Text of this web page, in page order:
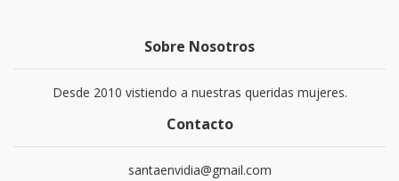
Sobre Nosotros
Desde 2010 vistiendo a nuestras queridas mujeres.
Contacto
santaenvidia@gmail.com